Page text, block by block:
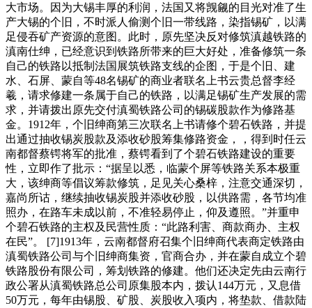
大市场。因为大锡丰厚的利润，法国又将觊觎的目光对准了生
产大锡的个旧，不时派人偷测个旧一带线路，染指锡矿，以满
足侵吞矿产资源的意图。此时，原先坚决反对修筑滇越铁路的
滇南仕绅，已经意识到铁路所带来的巨大好处，准备修筑一条
自己的铁路以抵制法国展筑铁路支线的企图，于是个旧、建
水、石屏、蒙自等48名锡矿的商业者联名上书云贵总督李经
羲，请求修建一条属于自己的铁路，以满足锡矿生产发展的需
求，并请拨出原先交付滇蜀铁路公司的锡碳股款作为修路基
金。1912年，个旧绅商第三次联名上书请修个碧石铁路，并提
出通过抽收锡炭股款及添收砂股筹集修路资金，，得到时任云
南都督蔡锷将军的批准，蔡锷看到了个碧石铁路建设的重要
性，立即作了批示：“据呈以悉，临蒙个屏等铁路关系本极重
大，该绅商等倡议筹款修筑，足见关心桑梓，注意交通深切，
嘉尚所诂，继续抽收锡炭股并添收砂股，以供路需，各节均准
照办，在路车未成以前，不准轻易停止，仰及遵照。”并重申
个碧石铁路的主权及民营性质：“此路利害、商款商办、主权
在民”。 [7]1913年，云南都督府召集个旧绅商代表商定铁路由
滇蜀铁路公司与个旧绅商集资，官商合办，并在蒙自成立个碧
铁路股份有限公司，筹划铁路的修建。他们还决定先由云南行
政公署从滇蜀铁路总公司原集股本内，拨认144万元，又息借
50万元，每年由锡股、矿股、炭股收入项内，将垫款、借款陆